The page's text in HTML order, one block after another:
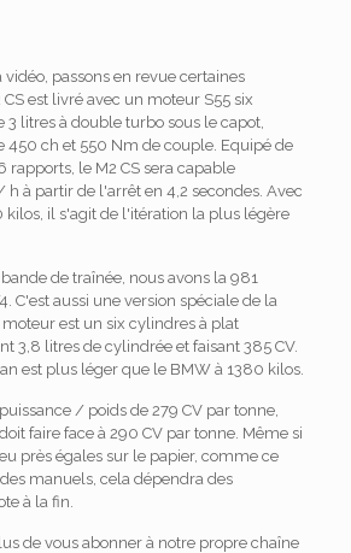
passons en revue certaines
est livré avec un moteur S55 six
litres à double turbo sous le capot,
450 ch et 550 Nm de couple. Equipé de
rapports, le M2 CS sera capable
à partir de l'arrêt en 4,2 secondes. Avec
kilos, il s'agit de l'itération la plus légère
de traînée, nous avons la 981
C'est aussi une version spéciale de la
est un six cylindres à plat
3,8 litres de cylindrée et faisant 385 CV.
est plus léger que le BMW à 1380 kilos.
/ poids de 279 CV par tonne,
faire face à 290 CV par tonne. Même si
près égales sur le papier, comme ce
manuels, cela dépendra des
à la fin.
de vous abonner à notre propre chaîne